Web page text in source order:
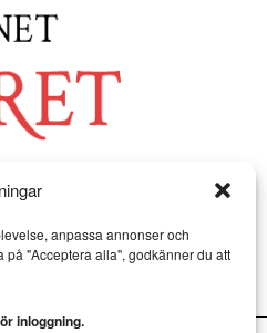
anpassa annonser och
på "Acceptera alla", godkänner du att
inloggning.